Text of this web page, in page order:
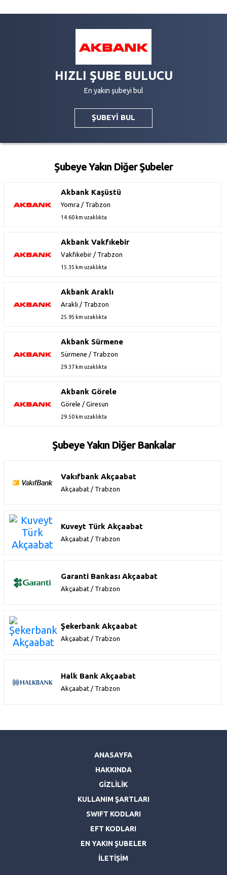
HIZLI ŞUBE BULUCU
En yakın şubeyi bul
ŞUBEYİ BUL
Şubeye Yakın Diğer Şubeler
Akbank Kaşüstü
Yomra / Trabzon
14.60 km uzaklıkta
Akbank Vakfıkebir
Vakfıkebir / Trabzon
15.35 km uzaklıkta
Akbank Araklı
Araklı / Trabzon
25.95 km uzaklıkta
Akbank Sürmene
Sürmene / Trabzon
29.37 km uzaklıkta
Akbank Görele
Görele / Giresun
29.50 km uzaklıkta
Şubeye Yakın Diğer Bankalar
Vakıfbank Akçaabat
Akçaabat / Trabzon
Kuveyt Türk Akçaabat
Akçaabat / Trabzon
Garanti Bankası Akçaabat
Akçaabat / Trabzon
Şekerbank Akçaabat
Akçaabat / Trabzon
Halk Bank Akçaabat
Akçaabat / Trabzon
ANASAYFA
HAKKINDA
GİZLİLİK
KULLANIM ŞARTLARI
SWIFT KODLARI
EFT KODLARI
EN YAKIN ŞUBELER
İLETİŞİM